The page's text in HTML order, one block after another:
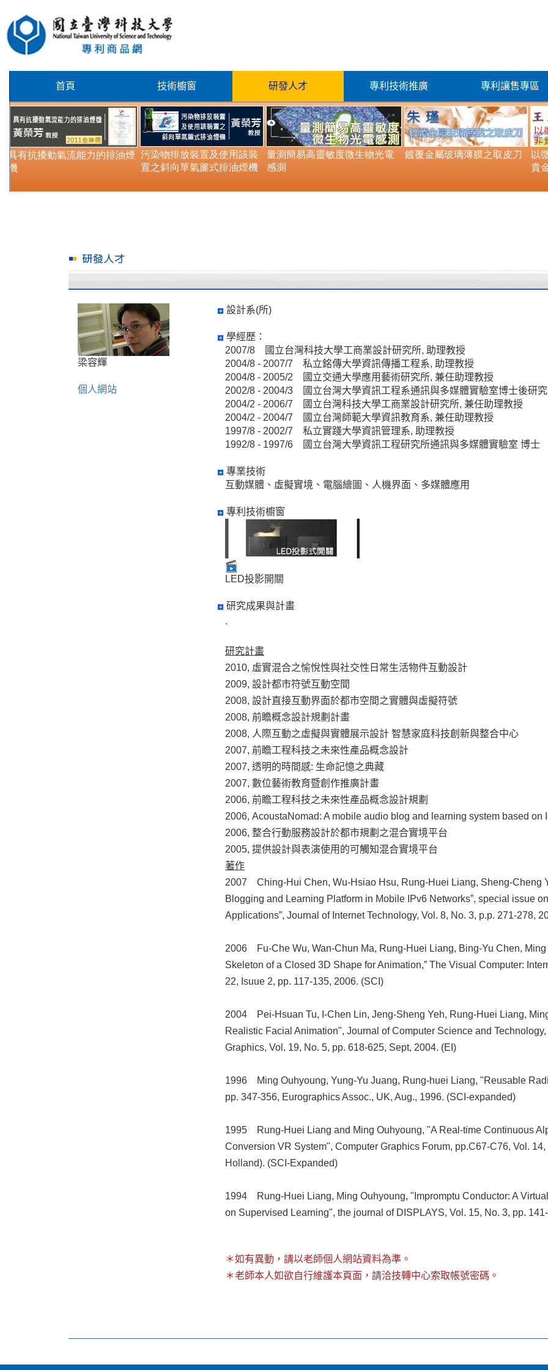
首頁 技術櫥窗 研發人才 專利技術推廣 專利讓售專區
梁容輝
個人網站
設計系(所)
學經歷：
2007/8 國立台灣科技大學工商業設計研究所, 助理教授
2004/8 - 2007/7 私立銘傳大學資訊傳播工程系, 助理教授
2004/8 - 2005/2 國立交通大學應用藝術研究所, 兼任助理教授
2002/8 - 2004/3 國立台灣大學資訊工程系通訊與多媒體實驗室博士後研究
2004/2 - 2006/7 國立台灣科技大學工商業設計研究所, 兼任助理教授
2004/2 - 2004/7 國立台灣師範大學資訊教育系, 兼任助理教授
1997/8 - 2002/7 私立實踐大學資訊管理系, 助理教授
1992/8 - 1997/6 國立台灣大學資訊工程研究所通訊與多媒體實驗室 博士
專業技術
互動媒體、虛擬實境、電腦繪圖、人機界面、多媒體應用
專利技術櫥窗
LED投影開關
研究成果與計畫
.
研究計畫
2010, 虛實混合之愉悅性與社交性日常生活物件互動設計
2009, 設計都市符號互動空間
2008, 設計直接互動界面於都市空間之實體與虛擬符號
2008, 前瞻概念設計規劃計畫
2008, 人際互動之虛擬與實體展示設計 智慧家庭科技創新與整合中心
2007, 前瞻工程科技之未來性產品概念設計
2007, 透明的時間感: 生命記憶之典藏
2007, 數位藝術教育暨創作推廣計畫
2006, 前瞻工程科技之未來性產品概念設計規劃
2006, AcoustaNomad: A mobile audio blog and learning system based on
2006, 整合行動服務設計於都市規劃之混合實境平台
2005, 提供設計與表演使用的可觸知混合實境平台
著作
2007 Ching-Hui Chen, Wu-Hsiao Hsu, Rung-Huei Liang, Sheng-Cheng
Blogging and Learning Platform in Mobile IPv6 Networks”, special issue
Applications”, Journal of Internet Technology, Vol. 8, No. 3, p.p. 271-278,
2006 Fu-Che Wu, Wan-Chun Ma, Rung-Huei Liang, Bing-Yu Chen,
Skeleton of a Closed 3D Shape for Animation,” The Visual Computer:
22, Isuue 2, pp. 117-135, 2006. (SCI)
2004 Pei-Hsuan Tu, I-Chen Lin, Jeng-Sheng Yeh, Rung-Huei Liang,
Realistic Facial Animation", Journal of Computer Science and
Graphics, Vol. 19, No. 5, pp. 618-625, Sept, 2004. (EI)
1996 Ming Ouhyoung, Yung-Yu Juang, Rung-huei Liang, "Reusable
pp. 347-356, Eurographics Assoc., UK, Aug., 1996. (SCI-expanded)
1995 Rung-Huei Liang and Ming Ouhyoung, "A Real-time Continuous
Conversion VR System", Computer Graphics Forum, pp.C67-C76, Vol.
Holland). (SCI-Expanded)
1994 Rung-Huei Liang, Ming Ouhyoung, "Impromptu Conductor: A
on Supervised Learning", the journal of DISPLAYS, Vol. 15, No. 3, pp.
＊如有異動，請以老師個人網站資料為準。
＊老師本人如欲自行維護本頁面，請洽技轉中心索取帳號密碼。